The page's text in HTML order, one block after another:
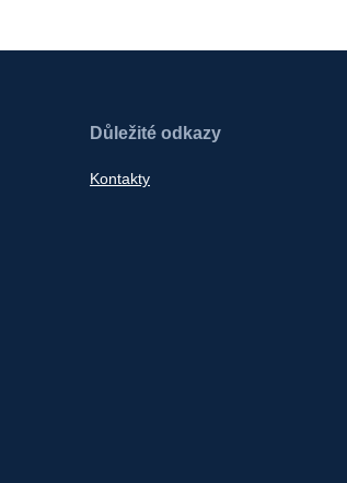
Důležité odkazy
Kontakty